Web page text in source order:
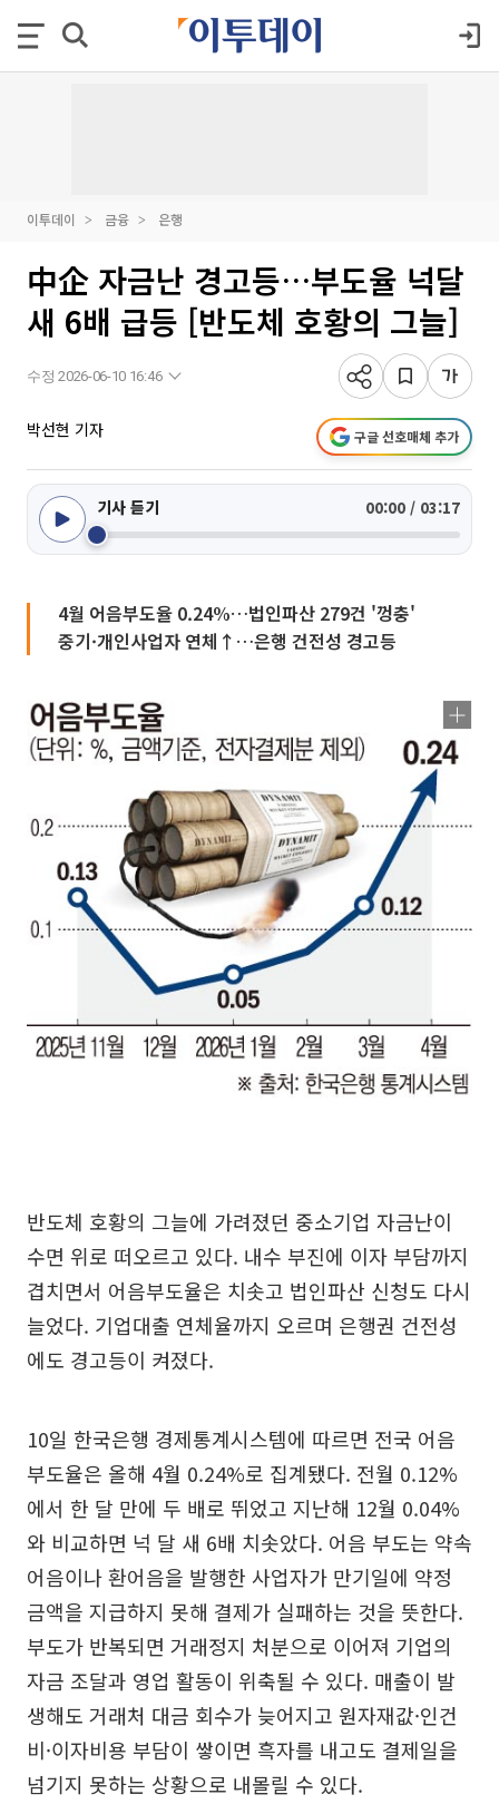
이투데이 금융 은행
中企 자금난 경고등…부도율 넉달
새 6배 급등 [반도체 호황의 그늘]
수정 2026-06-10 16:46
박선현 기자 구글 선호매체 추가
기사 듣기 00:00 / 03:17
4월 어음부도율 0.24%…법인파산 279건 '껑충'
중기·개인사업자 연체↑…은행 건전성 경고등
반도체 호황의 그늘에 가려졌던 중소기업 자금난이
수면 위로 떠오르고 있다. 내수 부진에 이자 부담까지
겹치면서 어음부도율은 치솟고 법인파산 신청도 다시
늘었다. 기업대출 연체율까지 오르며 은행권 건전성
에도 경고등이 켜졌다.
10일 한국은행 경제통계시스템에 따르면 전국 어음
부도율은 올해 4월 0.24%로 집계됐다. 전월 0.12%
에서 한 달 만에 두 배로 뛰었고 지난해 12월 0.04%
와 비교하면 넉 달 새 6배 치솟았다. 어음 부도는 약속
어음이나 환어음을 발행한 사업자가 만기일에 약정
금액을 지급하지 못해 결제가 실패하는 것을 뜻한다.
부도가 반복되면 거래정지 처분으로 이어져 기업의
자금 조달과 영업 활동이 위축될 수 있다. 매출이 발
생해도 거래처 대금 회수가 늦어지고 원자재값·인건
비·이자비용 부담이 쌓이면 흑자를 내고도 결제일을
넘기지 못하는 상황으로 내몰릴 수 있다.